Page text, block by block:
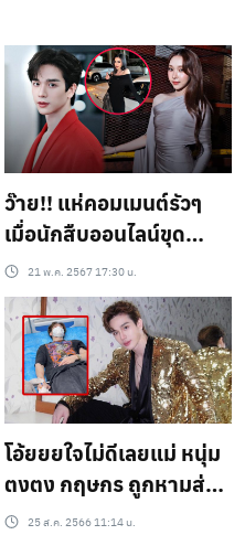
ใหม่..?
ว๊าย!! แห่คอมเมนต์รัวๆ
เมื่อนักสืบออนไลน์ขุด
โพสต์ เบล บุษยา หลัง
ตงตง ยอมรับกำลังคบ
สาลี่ เดอะสตาร์..?
21 พ.ค. 2567 17:30 น.
โอ้ยยยใจไม่ดีเลยแม่ หนุ่ม
ตงตง กฤษกร ถูกหามส่ง
โรงพยาบาล แอดมิทด่วนที่
25 ส.ค. 2566 11:14 น.